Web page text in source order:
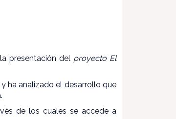
presentación del proyecto El
ha analizado el desarrollo que
de los cuales se accede a